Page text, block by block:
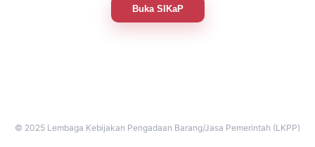
Buka SIKaP
© 2025 Lembaga Kebijakan Pengadaan Barang/Jasa Pemerintah (LKPP)